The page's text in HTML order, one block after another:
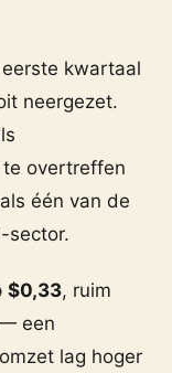
kwartaal
neergezet.
overtreffen
één van de
sector.
$0,33, ruim
een
lag hoger